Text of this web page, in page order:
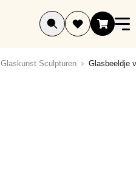
Glaskunst Sculpturen Glasbeeldje